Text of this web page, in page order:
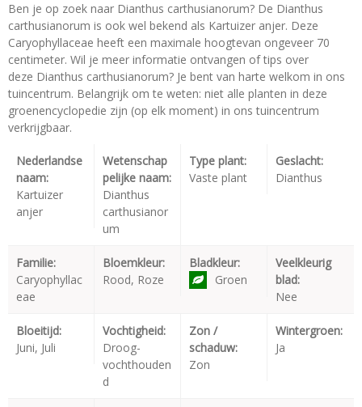
Ben je op zoek naar Dianthus carthusianorum? De Dianthus
carthusianorum is ook wel bekend als Kartuizer anjer. Deze
Caryophyllaceae heeft een maximale hoogtevan ongeveer 70
centimeter. Wil je meer informatie ontvangen of tips over
deze Dianthus carthusianorum? Je bent van harte welkom in ons
tuincentrum. Belangrijk om te weten: niet alle planten in deze
groenencyclopedie zijn (op elk moment) in ons tuincentrum
verkrijgbaar.
Nederlandse
naam:
Kartuizer
anjer
Wetenschap
pelijke naam:
Dianthus
carthusianor
um
Type plant:
Vaste plant
Geslacht:
Dianthus
Familie:
Caryophyllac
eae
Bloemkleur:
Rood, Roze
Bladkleur:
Groen
Veelkleurig
blad:
Nee
Bloeitijd:
Juni, Juli
Vochtigheid:
Droog-
vochthouden
d
Zon /
schaduw:
Zon
Wintergroen:
Ja